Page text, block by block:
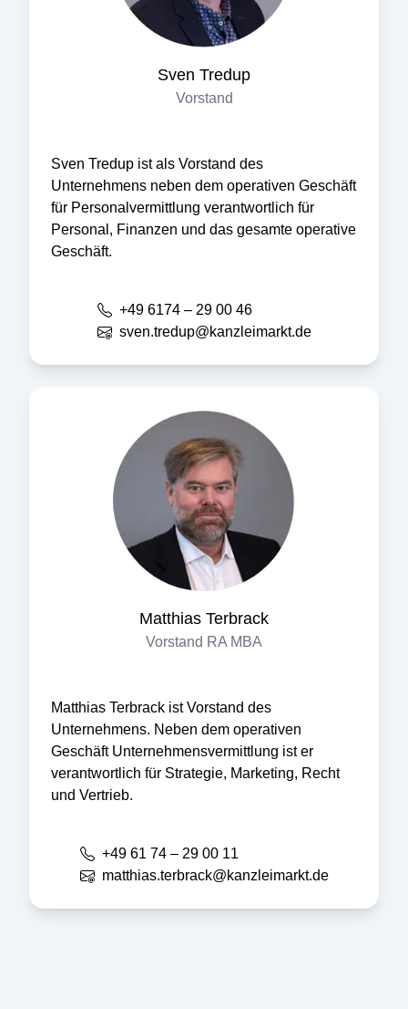
Sven Tredup
Vorstand
Sven Tredup ist als Vorstand des
Unternehmens neben dem operativen Geschäft
für Personalvermittlung verantwortlich für
Personal, Finanzen und das gesamte operative
Geschäft.
+49 6174 – 29 00 46
sven.tredup@kanzleimarkt.de
Matthias Terbrack
Vorstand RA MBA
Matthias Terbrack ist Vorstand des
Unternehmens. Neben dem operativen
Geschäft Unternehmensvermittlung ist er
verantwortlich für Strategie, Marketing, Recht
und Vertrieb.
+49 61 74 – 29 00 11
matthias.terbrack@kanzleimarkt.de